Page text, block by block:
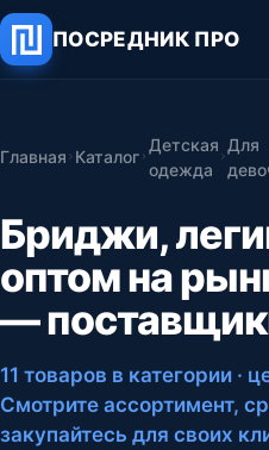
ПОСРЕДНИК ПРО
Главная Каталог
Детская
одежда
Для
Бриджи,
оптом на
—
11 товаров в категории ·
Смотрите ассортимент,
закупайтесь для своих